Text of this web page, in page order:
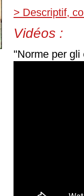
> Descriptif,
Vidéos :
"Norme per